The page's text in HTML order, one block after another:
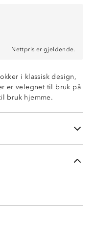
Nettpris er gjeldende.
i klassisk design,
er velegnet til bruk på
bruk hjemme.